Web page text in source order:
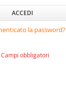
ACCEDI
la password?